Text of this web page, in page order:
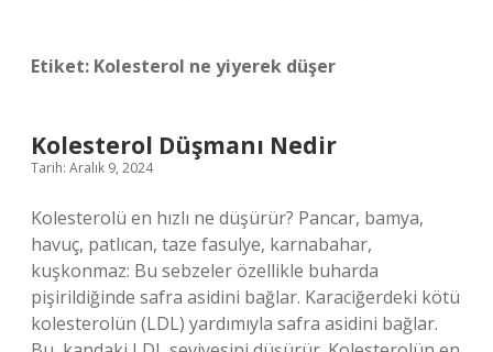
Etiket: Kolesterol ne yiyerek düşer
Kolesterol Düşmanı Nedir
Tarih: Aralık 9, 2024
Kolesterolü en hızlı ne düşürür? Pancar, bamya,
havuç, patlıcan, taze fasulye, karnabahar,
kuşkonmaz: Bu sebzeler özellikle buharda
pişirildiğinde safra asidini bağlar. Karaciğerdeki kötü
kolesterolün (LDL) yardımıyla safra asidini bağlar.